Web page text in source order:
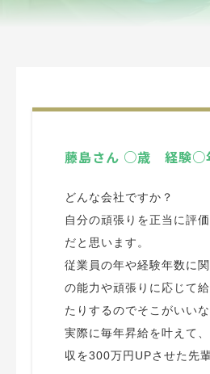
藤島さん ○歳 経験○
どんな会社ですか？
自分の頑張りを正当に評
だと思います。
従業員の年や経験年数に
の能力や頑張りに応じて
たりするのでそこがいいな
実際に毎年昇給を叶えて
収を300万円UPさせた先